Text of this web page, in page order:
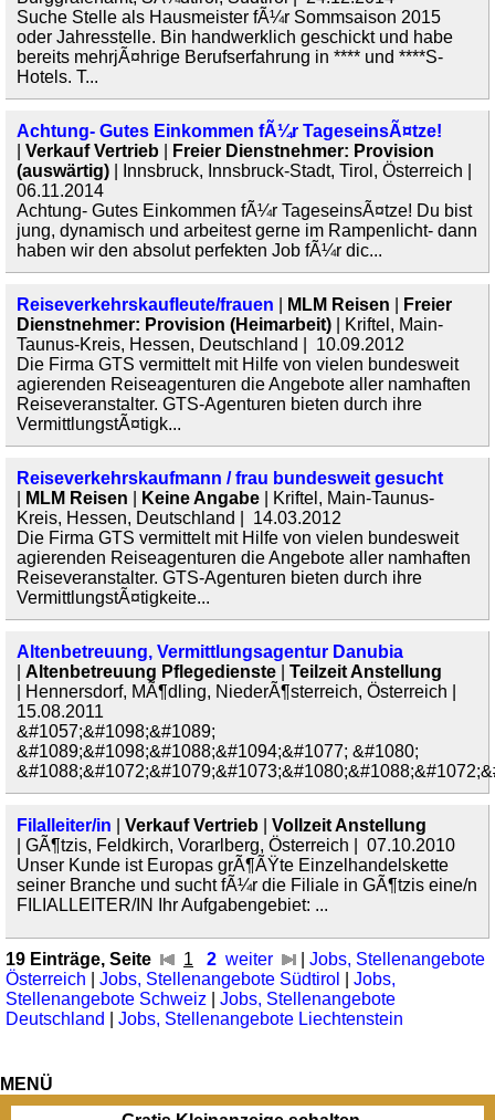
Suche Stelle als Hausmeister fÃ¼r Sommsaison 2015
oder Jahresstelle. Bin handwerklich geschickt und habe
bereits mehrjÃ¤hrige Berufserfahrung in **** und ****S-
Hotels. T...
Achtung- Gutes Einkommen fÃ¼r TageseinsÃ¤tze!
Verkauf Vertrieb
Freier Dienstnehmer: Provision
(auswärtig) | Innsbruck, Innsbruck-Stadt, Tirol, Österreich |
06.11.2014
Achtung- Gutes Einkommen fÃ¼r TageseinsÃ¤tze! Du bist
jung, dynamisch und arbeitest gerne im Rampenlicht- dann
haben wir den absolut perfekten Job fÃ¼r dic...
Reiseverkehrskaufleute/frauen MLM Reisen
Freier
Dienstnehmer: Provision (Heimarbeit) | Kriftel, Main-
Taunus-Kreis, Hessen, Deutschland | 10.09.2012
Die Firma GTS vermittelt mit Hilfe von vielen bundesweit
agierenden Reiseagenturen die Angebote aller namhaften
Reiseveranstalter. GTS-Agenturen bieten durch ihre
VermittlungstÃ¤tigk...
Reiseverkehrskaufmann / frau bundesweit gesucht
MLM Reisen Keine Angabe | Kriftel, Main-Taunus-
Kreis, Hessen, Deutschland | 14.03.2012
Die Firma GTS vermittelt mit Hilfe von vielen bundesweit
agierenden Reiseagenturen die Angebote aller namhaften
Reiseveranstalter. GTS-Agenturen bieten durch ihre
VermittlungstÃ¤tigkeite...
Altenbetreuung, Vermittlungsagentur Danubia
Altenbetreuung Pflegedienste
Teilzeit Anstellung
| Hennersdorf, MÃ¶dling, NiederÃ¶sterreich, Österreich |
15.08.2011
&#1057;&#1098;&#1089;
&#1089;&#1098;&#1088;&#1094;&#1077; &#1080;
Filalleiter/in Verkauf Vertrieb
Vollzeit Anstellung
| GÃ¶tzis, Feldkirch, Vorarlberg, Österreich | 07.10.2010
Unser Kunde ist Europas grÃ¶ÃŸte Einzelhandelskette
seiner Branche und sucht fÃ¼r die Filiale in GÃ¶tzis eine/n
FILIALLEITER/IN Ihr Aufgabengebiet: ...
19 Einträge, Seite 1 2 weiter
Jobs, Stellenangebote
Österreich
Jobs, Stellenangebote Südtirol
Jobs,
Stellenangebote Schweiz
Jobs, Stellenangebote
Deutschland
Jobs, Stellenangebote Liechtenstein
MENÜ